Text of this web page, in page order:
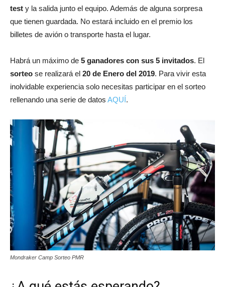
test y la salida junto el equipo. Además de alguna sorpresa
que tienen guardada. No estará incluido en el premio los
billetes de avión o transporte hasta el lugar.
Habrá un máximo de 5 ganadores con sus 5 invitados. El
sorteo se realizará el 20 de Enero del 2019. Para vivir esta
inolvidable experiencia solo necesitas participar en el sorteo
rellenando una serie de datos AQUÍ.
Mondraker Camp Sorteo PMR